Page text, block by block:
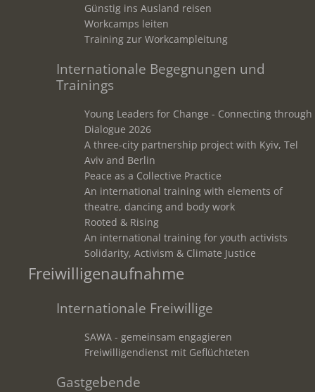
Günstig ins Ausland reisen
Workcamps leiten
Training zur Workcampleitung
Internationale Begegnungen und
Trainings
Young Leaders for Change - Connecting through
Dialogue 2026
A three-city partnership project with Kyiv, Tel
Aviv and Berlin
Peace as a Collective Practice
An international training with elements of
theatre, dancing and body work
Rooted & Rising
An international training for youth activists
Solidarity, Activism & Climate Justice
Freiwilligenaufnahme
Internationale Freiwillige
SAWA - gemeinsam engagieren
Freiwilligendienst mit Geflüchteten
Gastgebende